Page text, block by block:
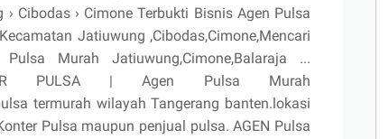
Cibodas › Cimone Terbukti Bisnis Agen Pulsa
Jatiuwung ,Cibodas,Cimone,Mencari
Murah Jatiuwung,Cimone,Balaraja ...
PULSA | Agen Pulsa Murah
termurah wilayah Tangerang banten.lokasi
Pulsa maupun penjual pulsa. AGEN Pulsa